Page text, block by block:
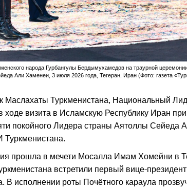
народа Гурбангулы Бердымухамедов на траурной
Али Хаменеи, 3 июля 2026 года, Тегеран, Иран (Фото: газета
Маслахаты Туркменистана, Национальный
визита в Исламскую Республику Иран
покойного Лидера страны Аятоллы Сейеда
прошла в мечети Мосалла Имам Хомейни в
встретили первый вице-
В исполнении роты Почётного караула